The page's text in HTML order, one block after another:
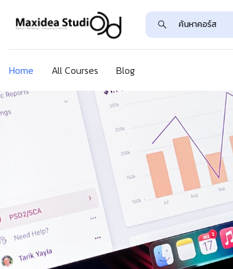
Home All Courses Blog